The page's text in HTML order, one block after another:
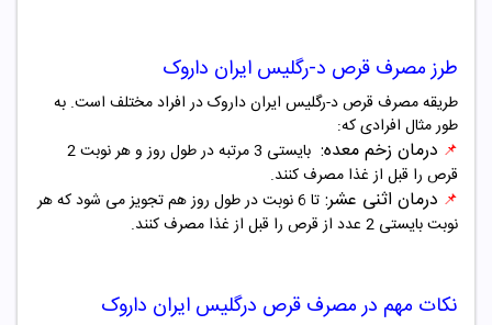
طرز مصرف قرص د-رگلیس ایران داروک
طریقه مصرف قرص د-رگلیس ایران داروک در افراد مختلف است. به
طور مثال افرادی که:
📌 درمان زخم معده:
بایستی 3 مرتبه در طول روز و هر نوبت 2
قرص را قبل از غذا مصرف کنند.
📌 درمان اثنی عشر:
تا 6 نوبت در طول روز هم تجویز می شود که هر
نوبت بایستی 2 عدد از قرص را قبل از غذا مصرف کنند.
نکات مهم در مصرف قرص درگلیس ایران داروک